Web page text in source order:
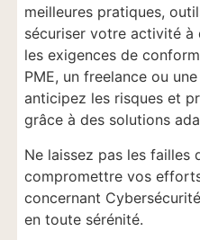
meilleures pratiques,
sécuriser votre activité
les exigences de
PME, un freelance ou
anticipez les risques et
grâce à des solutions
Ne laissez pas les failles
compromettre vos
concernant
en toute sérénité.